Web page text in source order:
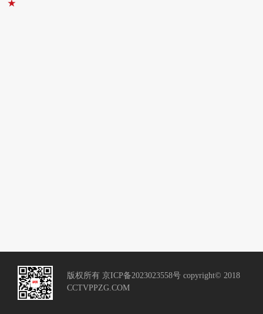
版权所有 京ICP备2023023558号 copyright© 2018
CCTVPPZG.COM